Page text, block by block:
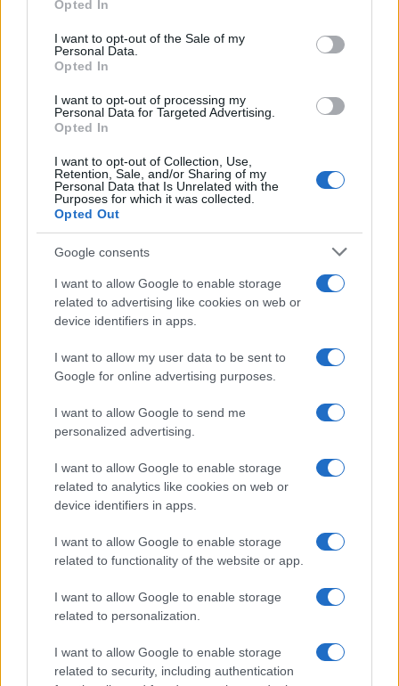
use your data for below specified purposes in below Google
consent section.
Opted In
I want to opt-out of the Sale of my
Personal Data.
Opted In
I want to opt-out of processing my
Personal Data for Targeted Advertising.
Opted In
I want to opt-out of Collection, Use,
Retention, Sale, and/or Sharing of my
Personal Data that Is Unrelated with the
Purposes for which it was collected.
Opted Out
Google consents
I want to allow Google to enable storage
related to advertising like cookies on web or
device identifiers in apps.
I want to allow my user data to be sent to
Google for online advertising purposes.
I want to allow Google to send me
personalized advertising.
I want to allow Google to enable storage
related to analytics like cookies on web or
device identifiers in apps.
I want to allow Google to enable storage
related to functionality of the website or app.
I want to allow Google to enable storage
related to personalization.
I want to allow Google to enable storage
related to security, including authentication
Continua a leggere
GAMING NEWS
William, Kate e i principini in Scozia per i giochi del